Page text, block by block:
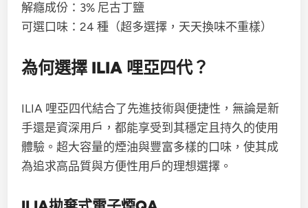
解癮成份：3% 尼古丁鹽
可選口味：24 種（超多選擇，天天換味不重樣）
為何選擇 ILIA 哩亞四代？
ILIA 哩亞四代結合了先進技術與便捷性，無論是新
手還是資深用戶，都能享受到其穩定且持久的使用
體驗。超大容量的煙油與豐富多樣的口味，使其成
為追求高品質與方便性用戶的理想選擇。